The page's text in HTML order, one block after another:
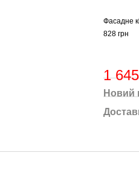
Фасадне
828 грн
1
Новий